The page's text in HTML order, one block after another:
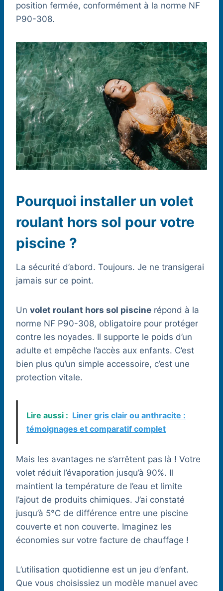
position fermée, conformément à la norme NF
P90-308.
Pourquoi installer un volet
roulant hors sol pour votre
piscine ?
La sécurité d’abord. Toujours. Je ne transigerai
jamais sur ce point.
Un volet roulant hors sol piscine répond à la
norme NF P90-308, obligatoire pour protéger
contre les noyades. Il supporte le poids d’un
adulte et empêche l’accès aux enfants. C’est
bien plus qu’un simple accessoire, c’est une
protection vitale.
Lire aussi : Liner gris clair ou anthracite :
témoignages et comparatif complet
Mais les avantages ne s’arrêtent pas là ! Votre
volet réduit l’évaporation jusqu’à 90%. Il
maintient la température de l’eau et limite
l’ajout de produits chimiques. J’ai constaté
jusqu’à 5°C de différence entre une piscine
couverte et non couverte. Imaginez les
économies sur votre facture de chauffage !
L’utilisation quotidienne est un jeu d’enfant.
Que vous choisissiez un modèle manuel avec